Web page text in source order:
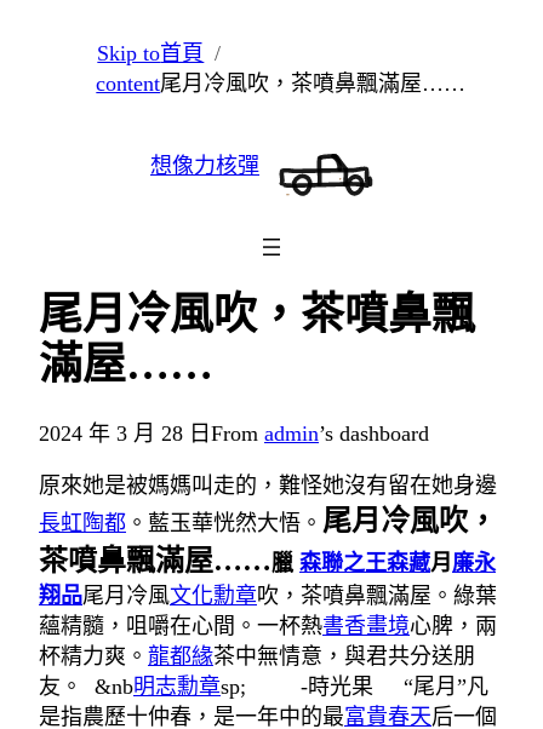
Skip to
content
首頁
尾月冷風吹，茶噴鼻飄滿屋……
想像力核彈
尾月冷風吹，茶噴鼻飄
滿屋……
2024 年 3 月 28 日 From admin’s dashboard
原來她是被媽媽叫走的，難怪她沒有留在她身邊
長虹陶都 。藍玉華恍然大悟。 尾月冷風吹，
茶噴鼻飄滿屋……臘 森聯之王森藏月 廉永
翔品尾月冷風文化勳章吹，茶噴鼻飄滿屋。 綠葉
蘊精髓，咀嚼在心間。 一杯熱書香畫境心脾，兩
杯精力爽。 龍都緣茶中無情意，與君共分送朋
友。
&nb明志勳章sp; -時光果
“尾月”凡
是指農歷十仲春，是一年中的最富貴春天后一個